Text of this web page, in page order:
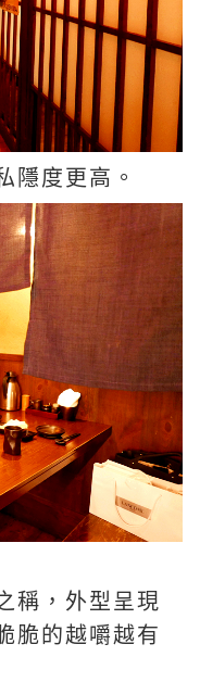
隱度更高。
稱，外型呈現
脆的越嚼越有